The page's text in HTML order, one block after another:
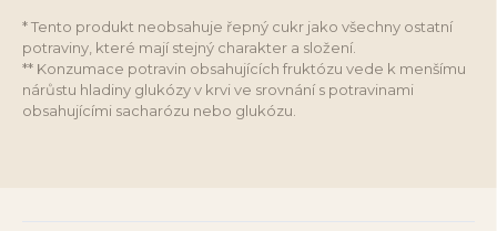
* Tento produkt neobsahuje řepný cukr jako všechny ostatní
potraviny, které mají stejný charakter a složení.
** Konzumace potravin obsahujících fruktózu vede k menšímu
nárůstu hladiny glukózy v krvi ve srovnání s potravinami
obsahujícími sacharózu nebo glukózu.